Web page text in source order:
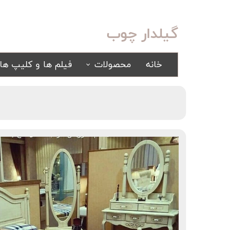
گیلدار چوب
خانه
محصولات
سرویس خواب آینه ای
سرویس خواب سفید
یک نفره
سیسمونی کمد و بوفه
فیلم ها و کلیپ ها